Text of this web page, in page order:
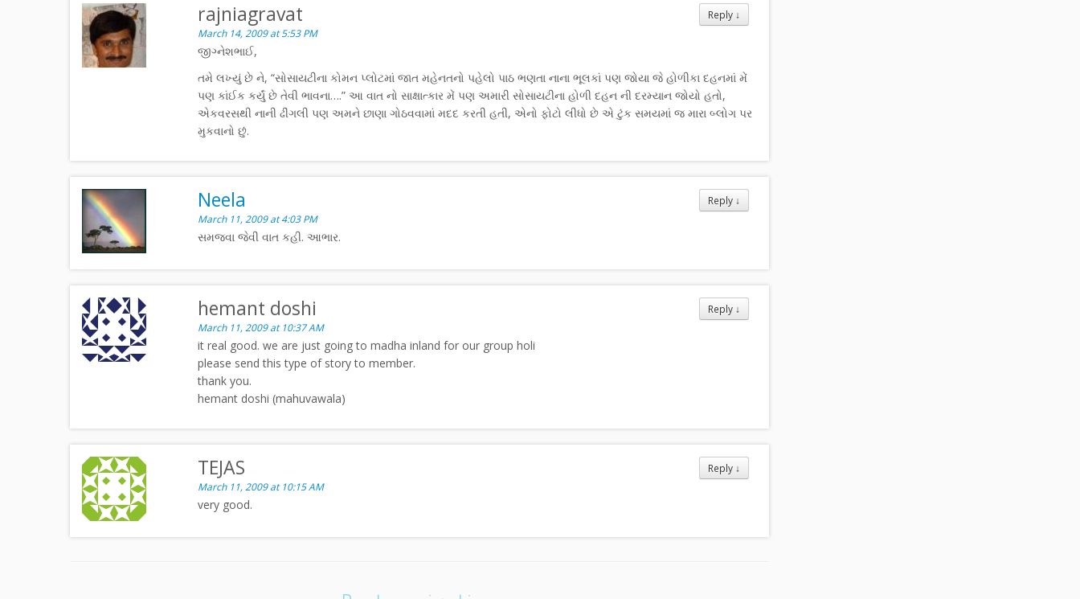
Reply ↓
rajniagravat
March 14, 2009 at 5:53 PM
જીગ્નેશભાઈ,
તમે લખ્યું છે ને, “સોસાયટીના કોમન પ્લોટમાં જાત મહેનતનો પહેલો પાઠ ભણતા નાના ભૂલકાં પણ જોયા જે હોળીકા દહનમાં મેં
પણ કાંઈક કર્યું છે તેવી ભાવના….” આ વાત નો સાક્ષાત્કાર મેં પણ અમારી સોસાયટીના હોળી દહન ની દરમ્યાન જોયો હતો,
એકવરસથી નાની ઢીંગલી પણ અમને છાણા ગોઠવવામાં મદદ કરતી હતી, એનો ફોટો લીધો છે એ ટુંક સમયમાં જ મારા બ્લોગ પર
મુકવાનો છું.
Reply ↓
Neela
March 11, 2009 at 4:03 PM
સમજવા જેવી વાત કહી. આભાર.
Reply ↓
hemant doshi
March 11, 2009 at 10:37 AM
it real good. we are just going to madha inland for our group holi
please send this type of story to member.
thank you.
hemant doshi (mahuvawala)
Reply ↓
TEJAS
March 11, 2009 at 10:15 AM
very good.